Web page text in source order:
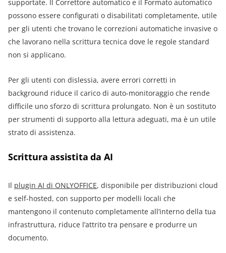
supportate. Il Correttore automatico e il Formato automatico
possono essere configurati o disabilitati completamente, utile
per gli utenti che trovano le correzioni automatiche invasive o
che lavorano nella scrittura tecnica dove le regole standard
non si applicano.
Per gli utenti con dislessia, avere errori corretti in
background riduce il carico di auto-monitoraggio che rende
difficile uno sforzo di scrittura prolungato. Non è un sostituto
per strumenti di supporto alla lettura adeguati, ma è un utile
strato di assistenza.
Scrittura assistita da AI
Il plugin AI di ONLYOFFICE, disponibile per distribuzioni cloud
e self-hosted, con supporto per modelli locali che
mantengono il contenuto completamente all’interno della tua
infrastruttura, riduce l’attrito tra pensare e produrre un
documento.